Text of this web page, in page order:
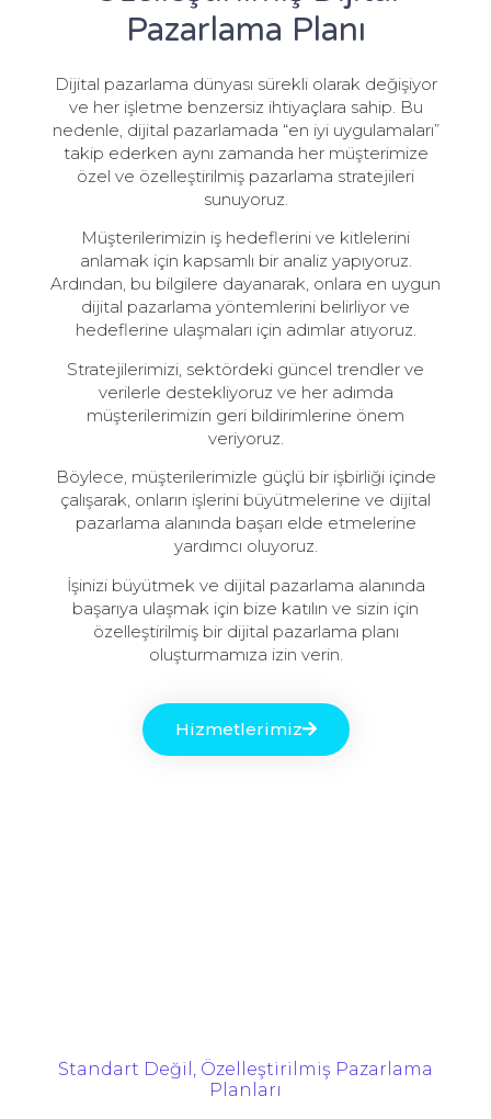
Pazarlama Planı
Dijital pazarlama dünyası sürekli olarak değişiyor
ve her işletme benzersiz ihtiyaçlara sahip. Bu
nedenle, dijital pazarlamada “en iyi uygulamaları”
takip ederken aynı zamanda her müşterimize
özel ve özelleştirilmiş pazarlama stratejileri
sunuyoruz.
Müşterilerimizin iş hedeflerini ve kitlelerini
anlamak için kapsamlı bir analiz yapıyoruz.
Ardından, bu bilgilere dayanarak, onlara en uygun
dijital pazarlama yöntemlerini belirliyor ve
hedeflerine ulaşmaları için adımlar atıyoruz.
Stratejilerimizi, sektördeki güncel trendler ve
verilerle destekliyoruz ve her adımda
müşterilerimizin geri bildirimlerine önem
veriyoruz.
Böylece, müşterilerimizle güçlü bir işbirliği içinde
çalışarak, onların işlerini büyütmelerine ve dijital
pazarlama alanında başarı elde etmelerine
yardımcı oluyoruz.
İşinizi büyütmek ve dijital pazarlama alanında
başarıya ulaşmak için bize katılın ve sizin için
özelleştirilmiş bir dijital pazarlama planı
oluşturmamıza izin verin.
Hizmetlerimiz
Standart Değil, Özelleştirilmiş Pazarlama
Planları